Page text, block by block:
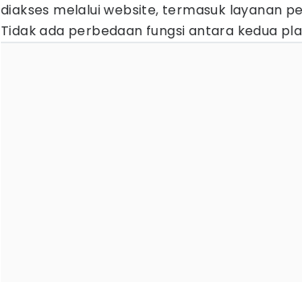
diakses melalui website, termasuk layanan
Tidak ada perbedaan fungsi antara kedua